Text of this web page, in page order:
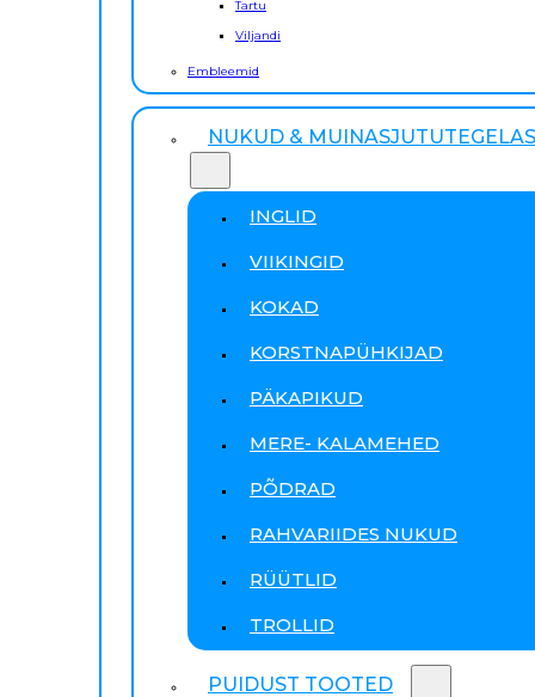
Tartu
Viljandi
Embleemid
NUKUD &
INGLID
VIIKINGID
KOKAD
KORSTNAPÜHKIJAD
PÄKAPIKUD
MERE- KALAMEHED
PÕDRAD
RAHVARIIDES NUKUD
RÜÜTLID
TROLLID
PUIDUST TOOTED